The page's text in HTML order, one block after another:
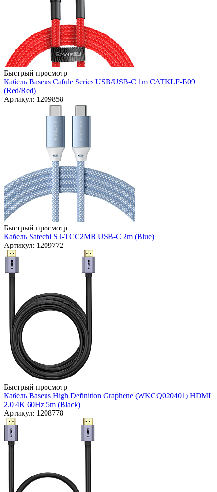
Быстрый просмотр
Кабель Baseus Cafule Series USB/USB-C 1m CATKLF-B09
(Red/Red)
Артикул: 1209858
Быстрый просмотр
Кабель Satechi ST-TCC2MB USB-C 2m (Blue)
Артикул: 1209772
Быстрый просмотр
Кабель Baseus High Definition Graphene (WKGQ020401) HDMI
2.0 4K 60Hz 5m (Black)
Артикул: 1208778